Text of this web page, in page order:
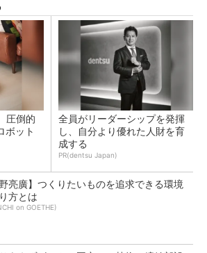
圧倒的
ボット
全員がリーダーシップを発揮
し、自分より優れた人財を育
成する
PR(dentsu Japan)
野亮廣】つくりたいものを追求できる環境
方とは
on GOETHE)